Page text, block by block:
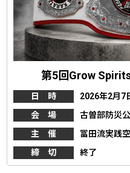
第5回Grow
日 時
2026年2月7
会 場
古曽部防災
主 催
冨田流実践
締 切
終了